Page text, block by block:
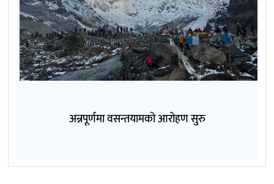
अन्नपूर्णमा वसन्तयामको आरोहण सुरु